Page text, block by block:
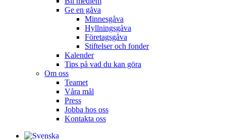
Ge en gåva
Minnesgåva
Hyllningsgåva
Företagsgåva
Stiftelser och fonder
Kalender
Tips på vad du kan göra
Om oss
Teamet
Våra mål​
Press
Jobba hos oss
Kontakta oss